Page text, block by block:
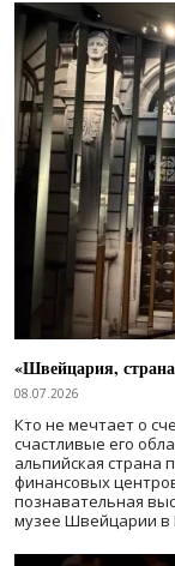
«Швейцария,
08.07.2026
Кто не мечтает о
счастливые его
альпийская страна
финансовых
познавательная
музее Швейцарии в